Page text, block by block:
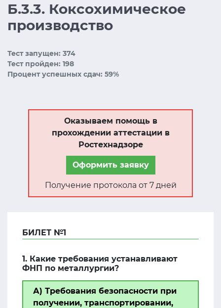
Б.3.3. Коксохимическое
производство
Тест запущен: 374
Тест пройден: 198
Процент успешных сдач: 59%
Оказываем помощь в
прохождении аттестации в
Ростехнадзоре
Оформить заявку
Получение протокола от 7 дней
БИЛЕТ №1
1. Какие требования устанавливают
ФНП по металлургии?
А) Требования безопасности при
получении, транспортировании,